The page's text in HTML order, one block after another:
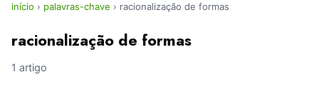
início › palavras-chave › racionalização de formas
racionalização de formas
1 artigo